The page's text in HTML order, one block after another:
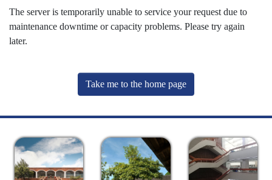
The server is temporarily unable to service your request due to
maintenance downtime or capacity problems. Please try again
later.
Take me to the home page